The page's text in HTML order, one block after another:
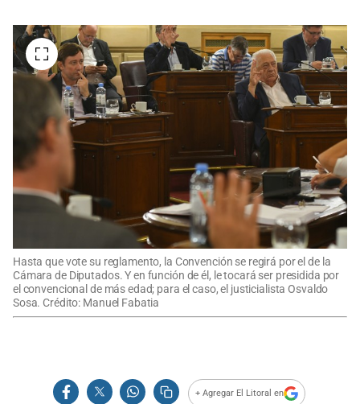
Hasta que vote su reglamento, la Convención se regirá por el de la
Cámara de Diputados. Y en función de él, le tocará ser presidida por
el convencional de más edad; para el caso, el justicialista Osvaldo
Sosa. Crédito: Manuel Fabatia
+ Agregar El Litoral en